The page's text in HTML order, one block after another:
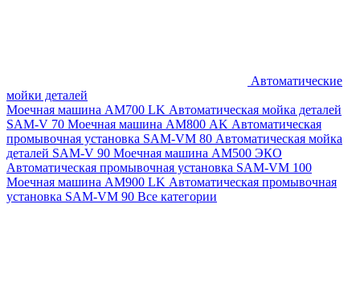
Автоматические
мойки деталей
Моечная машина AM700 LK Автоматическая мойка деталей
SAM-V 70 Моечная машина АМ800 AK Автоматическая
промывочная установка SAM-VM 80 Автоматическая мойка
деталей SAM-V 90 Моечная машина АМ500 ЭКО
Автоматическая промывочная установка SAM-VM 100
Моечная машина AM900 LK Автоматическая промывочная
установка SAM-VM 90 Все категории